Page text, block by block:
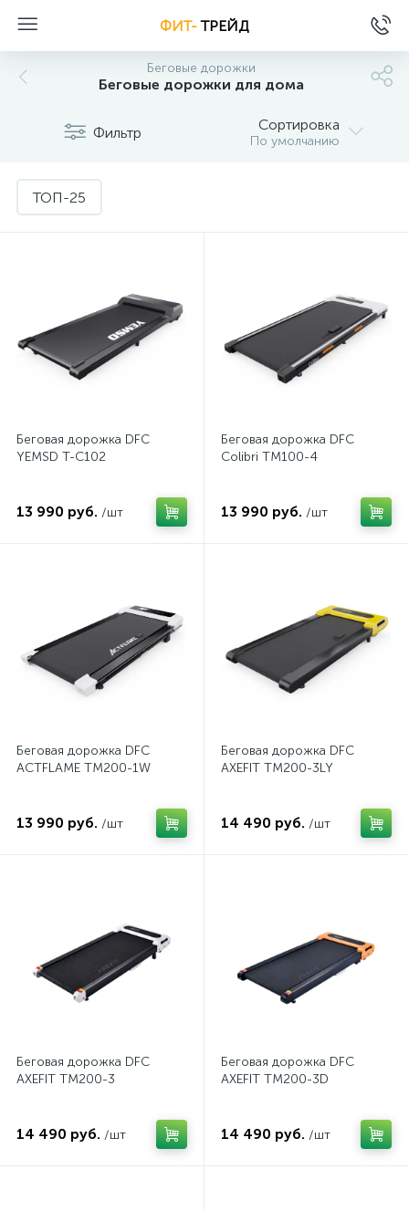
ФИТ-ТРЕЙД
Беговые дорожки
Беговые дорожки для дома
Фильтр Сортировка
По умолчанию
ТОП-25
Беговая дорожка DFC
YEMSD T-C102
13 990 руб. /шт
Беговая дорожка DFC
Colibri TM100-4
13 990 руб. /шт
Беговая дорожка DFC
ACTFLAME TM200-1W
13 990 руб. /шт
Беговая дорожка DFC
AXEFIT TM200-3LY
14 490 руб. /шт
Беговая дорожка DFC
AXEFIT TM200-3
14 490 руб. /шт
Беговая дорожка DFC
AXEFIT TM200-3D
14 490 руб. /шт